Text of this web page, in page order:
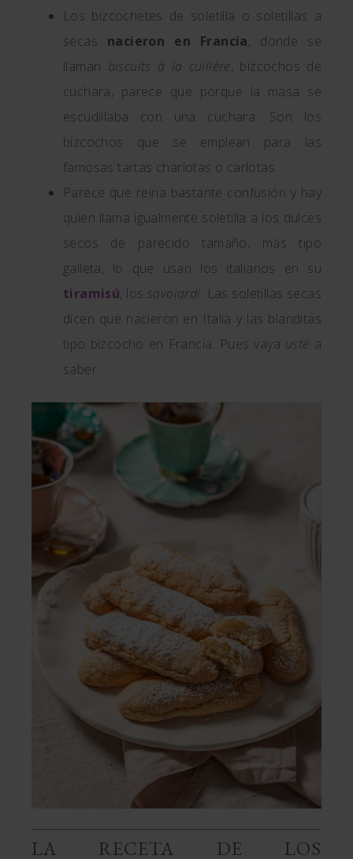
Los bizcochetes de soletilla o soletillas a
secas nacieron en Francia, donde se
llaman biscuits à la cuillère, bizcochos de
cuchara, parece que porque la masa se
escudillaba con una cuchara. Son los
bizcochos que se emplean para las
famosas tartas charlotas o carlotas.
Parece que reina bastante confusión y hay
quien llama igualmente soletilla a los dulces
secos de parecido tamaño, más tipo
galleta, lo que usan los italianos en su
tiramisú, los savoiardi. Las soletillas secas
dicen que nacieron en Italia y las blanditas
tipo bizcocho en Francia. Pues vaya usté a
saber.
LA RECETA DE LOS